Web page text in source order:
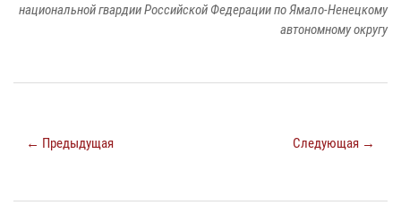
национальной гвардии Российской Федерации по Ямало-Ненецкому
автономному округу
← Предыдущая Следующая →